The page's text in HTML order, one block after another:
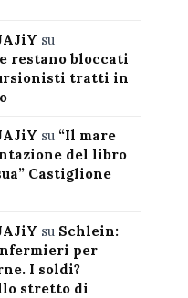
su
restano bloccati
tratti in
su “Il mare
del libro
Castiglione
su Schlein:
per
I soldi?
stretto di